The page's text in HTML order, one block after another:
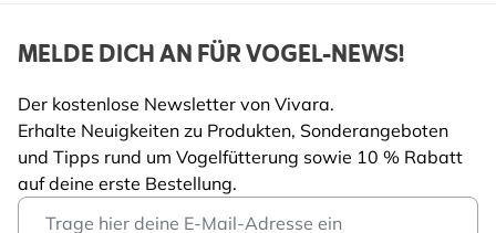
Gewicht 0.456 kg
Farbe Schwarz
Material Metall
Mehr lesen
MELDE DICH AN FÜR VOGEL-NEWS!
Der kostenlose Newsletter von Vivara.
Erhalte Neuigkeiten zu Produkten, Sonderangeboten
und Tipps rund um Vogelfütterung sowie 10 % Rabatt
auf deine erste Bestellung.
Email Address